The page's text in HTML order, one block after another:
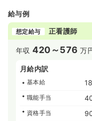
給与例
想定給与 正看護師
年収420～576 万
月給内訳
基本給
職能手当
資格手当